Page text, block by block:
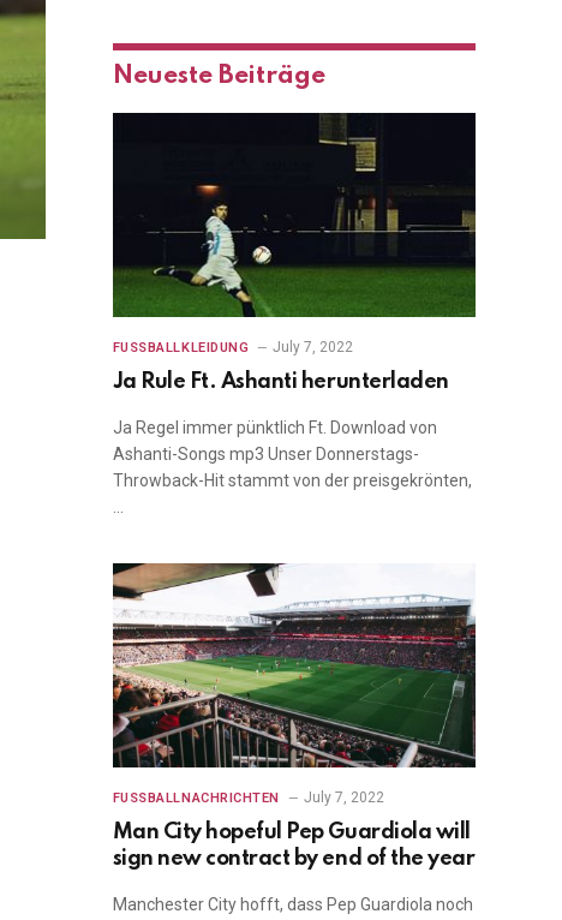
Neueste Beiträge
FUSSBALLKLEIDUNG July 7, 2022
Ja Rule Ft. Ashanti herunterladen
Ja Regel immer pünktlich Ft. Download von
Ashanti-Songs mp3 Unser Donnerstags-
Throwback-Hit stammt von der preisgekrönten,
FUSSBALLNACHRICHTEN July 7, 2022
Man City hopeful Pep Guardiola will
sign new contract by end of the year
Manchester City hofft, dass Pep Guardiola noch